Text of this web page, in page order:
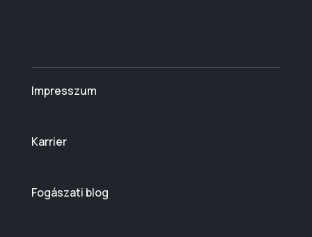
Impresszum
Karrier
Fogászati blog